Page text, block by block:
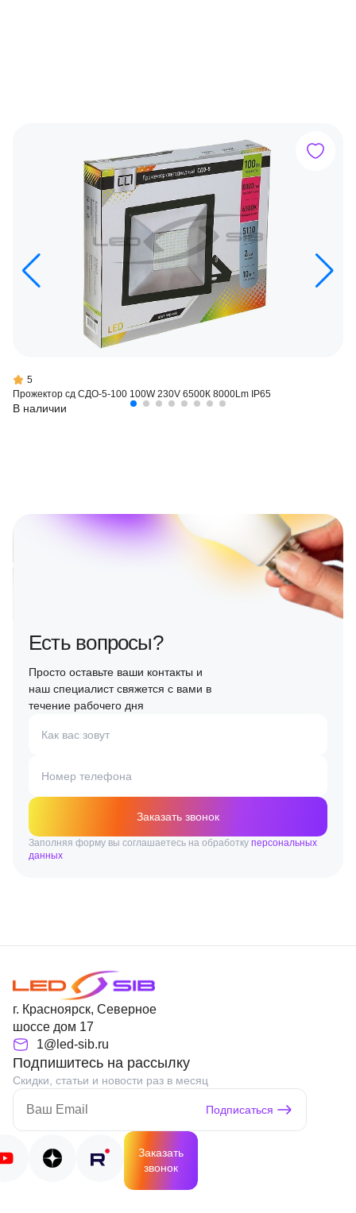
5
Прожектор сд СДО-5-100 100W 230V 6500К 8000Lm IP65
В наличии
Есть вопросы?
Просто оставьте ваши контакты и
наш специалист свяжется с вами в
течение рабочего дня
Как вас зовут
Номер телефона
Заказать звонок
Заполняя форму вы соглашаетесь на обработку персональных
данных
г. Красноярск, Северное
шоссе дом 17
1@led-sib.ru
Подпишитесь на рассылку
Скидки, статьи и новости раз в месяц
Подписаться
Заказать
звонок